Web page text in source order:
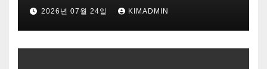
2026년 07월 24일 KIMADMIN